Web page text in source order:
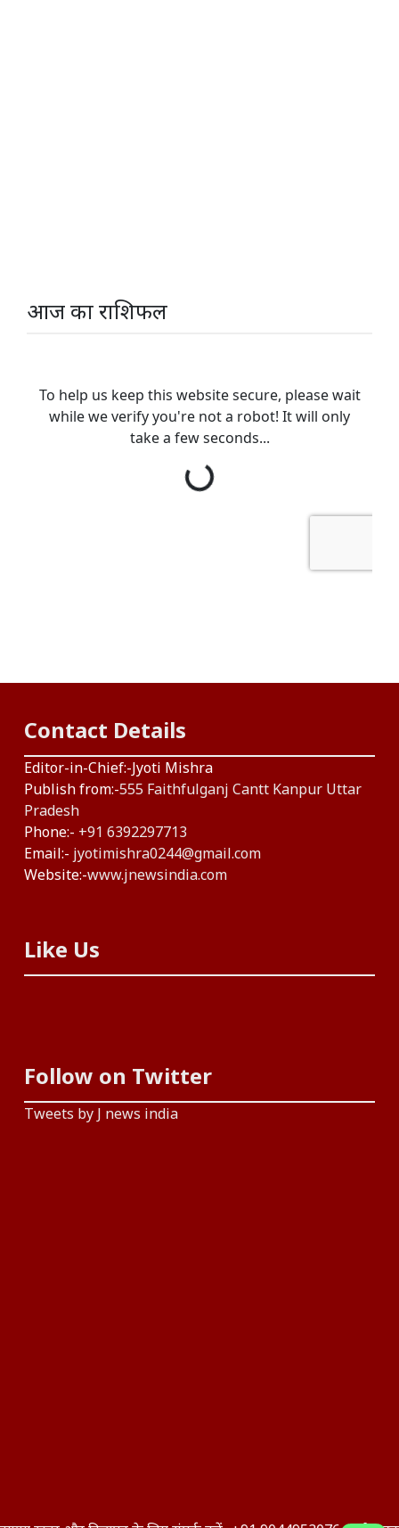
आज का राशिफल
Contact Details
Editor-in-Chief:-Jyoti Mishra
Publish from:-555 Faithfulganj Cantt Kanpur Uttar
Pradesh
Phone:- +91 6392297713
Email:- jyotimishra0244@gmail.com
Website:-www.jnewsindia.com
Like Us
Follow on Twitter
Tweets by J news india